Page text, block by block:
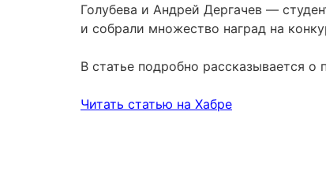
Голубева и Андрей Дергачев —
и собрали множество наград на
В статье подробно рассказывается
Читать статью на Хабре